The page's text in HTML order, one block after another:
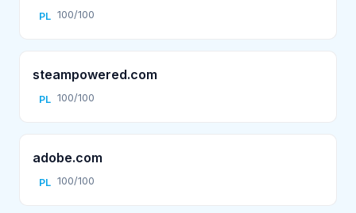
PL 100/100
steampowered.com
PL 100/100
adobe.com
PL 100/100